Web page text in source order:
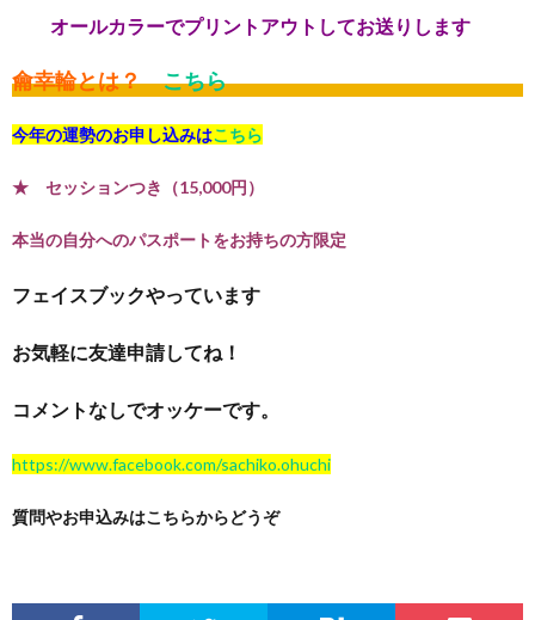
オールカラーでプリントアウトしてお送りします
龠幸輪とは？ こちら
今年の運勢のお申し込みはこちら
★ セッションつき（15,000円）
本当の自分へのパスポートをお持ちの方限定
フェイスブックやっています
お気軽に友達申請してね！
コメントなしでオッケーです。
https://www.facebook.com/sachiko.ohuchi
質問やお申込みはこちらからどうぞ